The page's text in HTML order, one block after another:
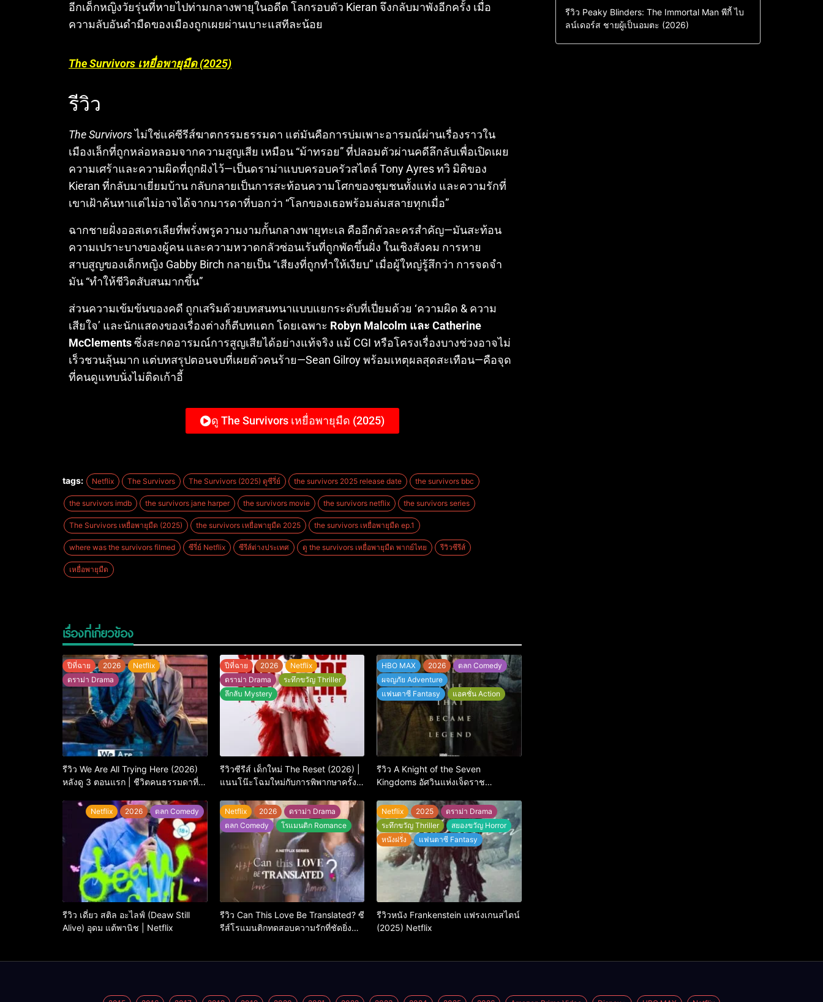
อีกเด็กหญิงวัยรุ่นที่หายไปท่ามกลางพายุในอดีต โลกรอบตัว Kieran จึงกลับมาพังอีกครั้ง เมื่อ
ความลับอันดำมืดของเมืองถูกเผยผ่านเบาะแสทีละน้อย
The Survivors เหยื่อพายุมืด (2025)
รีวิว
The Survivorsไม่ใช่แค่ซีรีส์ฆาตกรรมธรรมดา แต่มันคือการบ่มเพาะอารมณ์ผ่านเรื่องราวใน
เมืองเล็กที่ถูกหล่อหลอมจากความสูญเสีย เหมือน “ม้าทรอย” ที่ปลอมตัวผ่านคดีลึกลับเพื่อเปิดเผย
ความเศร้าและความผิดที่ถูกฝังไว้—เป็นดราม่าแบบครอบครัวสไตล์ Tony Ayres ทวิ มิติของ
Kieran ที่กลับมาเยี่ยมบ้าน กลับกลายเป็นการสะท้อนความโศกของชุมชนทั้งแห่ง และความรักที่
เขาเฝ้าค้นหาแต่ไม่อาจได้จากมารดาที่บอกว่า “โลกของเธอพร้อมล่มสลายทุกเมื่อ”
ฉากชายฝั่งออสเตรเลียที่พรั่งพรูความงามกั้นกลางพายุทะเล คืออีกตัวละครสำคัญ—มันสะท้อน
ความเปราะบางของผู้คน และความหวาดกลัวซ่อนเร้นที่ถูกพัดขึ้นฝั่ง ในเชิงสังคม การหาย
สาบสูญของเด็กหญิง Gabby Birch กลายเป็น “เสียงที่ถูกทำให้เงียบ” เมื่อผู้ใหญ่รู้สึกว่า การจดจำ
มัน “ทำให้ชีวิตสับสนมากขึ้น”
ส่วนความเข้มข้นของคดี ถูกเสริมด้วยบทสนทนาแบบแยกระดับที่เปี่ยมด้วย ‘ความผิด & ความ
เสียใจ’ และนักแสดงของเรื่องต่างก็ตีบทแตก โดยเฉพาะ Robyn Malcolm และ Catherine
McClementsซึ่งสะกดอารมณ์การสูญเสียได้อย่างแท้จริง แม้ CGI หรือโครงเรื่องบางช่วงอาจไม่
เร็วชวนลุ้นมาก แต่บทสรุปตอนจบที่เผยตัวคนร้าย—Sean Gilroy พร้อมเหตุผลสุดสะเทือน—คือจุด
ที่คนดูแทบนั่งไม่ติดเก้าอี้
ดู The Survivors เหยื่อพายุมืด (2025)
tags: Netflix The Survivors The Survivors (2025) ดูซีรี่ย์ the survivors 2025 release date the survivors bbc
the survivors imdb the survivors jane harper the survivors movie the survivors netflix the survivors series
The Survivors เหยื่อพายุมืด (2025) the survivors เหยื่อพายุมืด 2025 the survivors เหยื่อพายุมืด ep.1
where was the survivors filmed ซีรี่ย์ Netflix ซีรีส์ต่างประเทศ ดู the survivors เหยื่อพายุมืด พากย์ไทย รีวิวซีรีส์
เหยื่อพายุมืด
เรื่องที่เกี่ยวข้อง
ปีที่ฉาย 2026
Netflix
ดราม่า Drama
รีวิว We Are All Trying Here (2026)
หลังดู 3 ตอนแรก | ชีวิตคนธรรมดาที่
ปีที่ฉาย 2026
Netflix
ดราม่า Drama
ระทึกขวัญ Thriller
ลึกลับ Mystery
รีวิวซีรีส์ เด็กใหม่ The Reset (2026) |
แนนโน๊ะโฉมใหม่กับการพิพากษาครั้ง
HBO MAX 2026
ตลก Comedy
ผจญภัย Adventure
แฟนตาซี Fantasy
แอคชั่น Action
รีวิว A Knight of the Seven
Kingdoms อัศวินแห่งเจ็ดราช
ที่สุดในจักรวาล GoT
Netflix 2026 ตลก Comedy
รีวิว เดี่ยว สติล อะไลฟ์ (Deaw Still
Alive) อุดม แต้พานิช | Netflix
Netflix 2026
ดราม่า Drama
ตลก Comedy
โรแมนติก Romance
รีวิว Can This Love Be Translated? ซี
รีส์โรแมนติกทดสอบความรักที่ชัดยิ่ง
Netflix 2025
ดราม่า Drama
ระทึกขวัญ Thriller
สยองขวัญ Horror
หนังฝรั่ง
แฟนตาซี Fantasy
รีวิวหนัง Frankenstein แฟรงเกนสไตน์
(2025) Netflix
รีวิว Peaky Blinders: The Immortal Man พีกี้ ไบ
ลน์เดอร์ส ชายผู้เป็นอมตะ (2026)